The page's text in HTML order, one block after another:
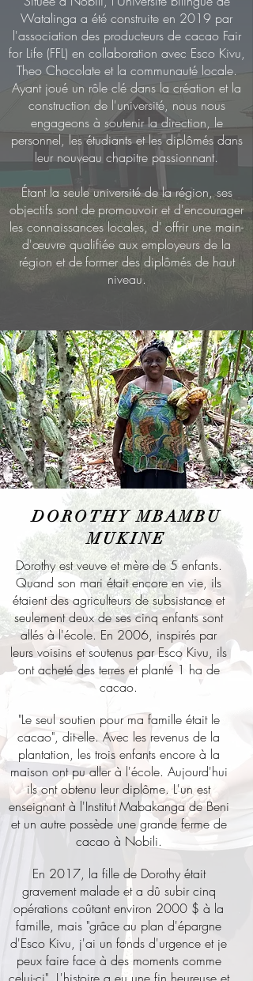
Watalinga a été construite en 2019 par
l'association des producteurs de cacao Fair
for Life (FFL) en collaboration avec Esco Kivu,
Theo Chocolate et la communauté locale.
Ayant joué un rôle clé dans la création et la
construction de l'université, nous nous
engageons à soutenir la direction, le
personnel, les étudiants et les diplômés dans
leur nouveau chapitre passionnant.
Étant la seule université de la région, ses
objectifs sont de promouvoir et d'encourager
les connaissances locales, d' offrir une main-
d'œuvre qualifiée aux employeurs de la
région et de former des diplômés de haut
niveau.
DOROTHY MBAMBU
MUKINE
Dorothy est veuve et mère de 5 enfants.
Quand son mari était encore en vie, ils
étaient des agriculteurs de subsistance et
seulement deux de ses cinq enfants sont
allés à l'école. En 2006, inspirés par
leurs voisins et soutenus par Esco Kivu, ils
ont acheté des terres et planté 1 ha de
cacao.
"Le seul soutien pour ma famille était le
cacao", dit-elle. Avec les revenus de la
plantation, les trois enfants encore à la
maison ont pu aller à l'école. Aujourd'hui
ils ont obtenu leur diplôme. L'un est
enseignant à l'Institut Mabakanga de Beni
et un autre possède une grande ferme de
cacao à Nobili.
En 2017, la fille de Dorothy était
gravement malade et a dû subir cinq
opérations coûtant environ 2000 $ à la
famille, mais "grâce au plan d'épargne
d'Esco Kivu, j'ai un fonds d'urgence et je
peux faire face à des moments comme